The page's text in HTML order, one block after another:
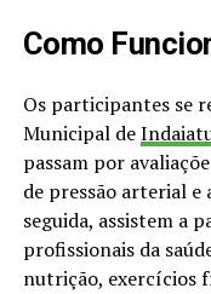
Como
Os participantes se
Municipal de
passam por
de pressão arterial
seguida, assistem a
profissionais da
nutrição, exercícios